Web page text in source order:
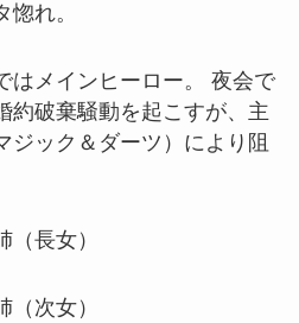
れ。
はメインヒーロー。 夜会で
約破棄騒動を起こすが、主
ジック＆ダーツ）により阻
長女）
次女）